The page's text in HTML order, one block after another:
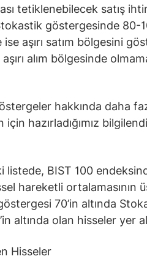
tetiklenebilecek satış
göstergesinde 80-
ise aşırı satım bölgesini
aşırı alım bölgesinde
hakkında daha
hazırladığımız
listede, BIST 100
hareketli ortalamasının
70’in altında
altında olan hisseler yer
Hisseler